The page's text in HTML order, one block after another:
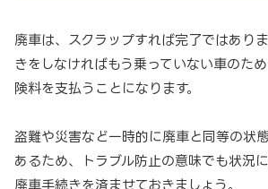
廃車は、スクラップすれば完了ではあり
きをしなければもう乗っていない車のた
険料を支払うことになります。
盗難や災害など一時的に廃車と同等の状
あるため、トラブル防止の意味でも状況
廃車手続きを済ませておきましょう。